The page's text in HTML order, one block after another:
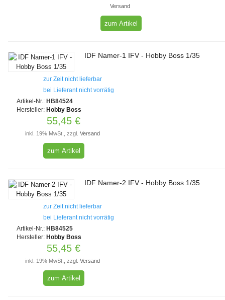
Versand
zum Artikel
IDF Namer-1 IFV - Hobby Boss 1/35
zur Zeit nicht lieferbar
bei Lieferant nicht vorrätig
Artikel-Nr.:HB84524
Hersteller:Hobby Boss
55,45 €
inkl. 19% MwSt., zzgl. Versand
zum Artikel
IDF Namer-2 IFV - Hobby Boss 1/35
zur Zeit nicht lieferbar
bei Lieferant nicht vorrätig
Artikel-Nr.:HB84525
Hersteller:Hobby Boss
55,45 €
inkl. 19% MwSt., zzgl. Versand
zum Artikel